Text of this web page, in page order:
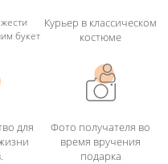
букет
Курьер в классическом
костюме
для
Фото получателя во
время вручения
подарка